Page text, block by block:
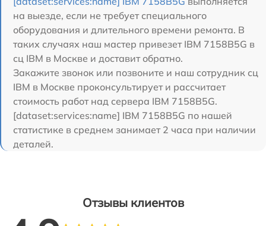
на выезде, если не требует специального
оборудования и длительного времени ремонта. В
таких случаях наш мастер привезет IBM 7158B5G в
сц IBM в Москве и доставит обратно.
Закажите звонок или позвоните и наш сотрудник сц
IBM в Москве проконсультирует и рассчитает
стоимость работ над сервера IBM 7158B5G.
[dataset:services:name] IBM 7158B5G по нашей
статистике в среднем занимает 2 часа при наличии
деталей.
Отзывы клиентов